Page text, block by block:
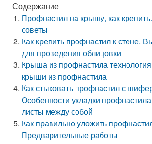
Содержание
Профнастил на крышу, как
советы
Как крепить профнастил к стене.
для проведения облицовки
Крыша из профнастила
крыши из профнастила
Как стыковать профнастил с
Особенности укладки профнастила
листы между собой
Как правильно уложить
Предварительные работы